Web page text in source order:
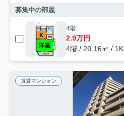
募集中の部屋
4階
2.9万円
4階 / 20.16㎡ / 1K
賃貸マンション